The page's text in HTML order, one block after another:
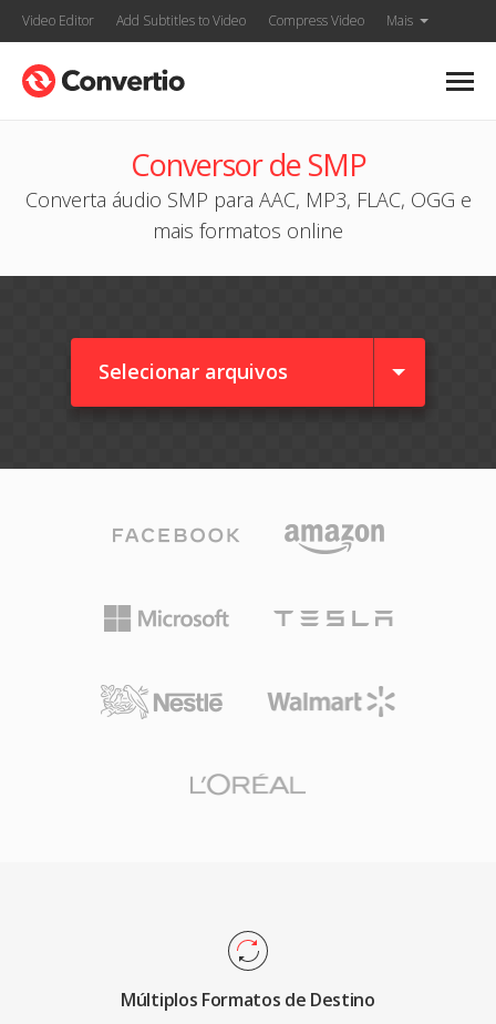
Video Editor Add Subtitles to Video Compress Video Mais
Conversor de SMP
Converta áudio SMP para AAC, MP3, FLAC, OGG e
mais formatos online
Selecionar arquivos
Múltiplos Formatos de Destino